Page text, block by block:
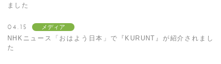
ました
04.15 メディア
NHKニュース「おはよう日本」で『KURUNT』が紹介されまし
た